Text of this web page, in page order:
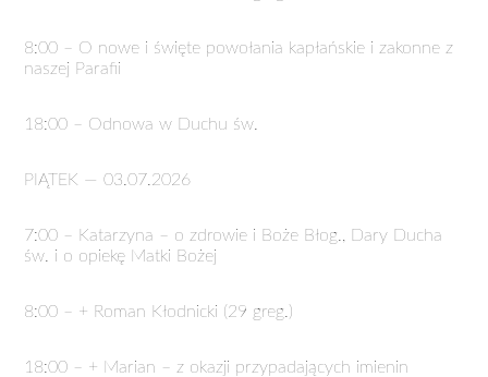
8:00 – O nowe i święte powołania kapłańskie i zakonne z
naszej Parafii
18:00 – Odnowa w Duchu św.
PIĄTEK — 03.07.2026
7:00 – Katarzyna – o zdrowie i Boże Błog., Dary Ducha
św. i o opiekę Matki Bożej
8:00 – + Roman Kłodnicki (29 greg.)
18:00 – + Marian – z okazji przypadających imienin